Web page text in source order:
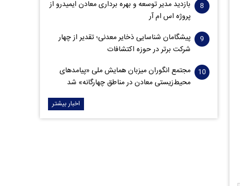
بازدید مدیر توسعه و بهره برداری معادن ایمیدرو از
پروژه اس ام آر
پیشگامان شناسایی ذخایر معدنی؛ تقدیر از چهار
شرکت برتر در حوزه اکتشافات‌
مجتمع انگوران میزبان همایش ملی «پیامدهای
محیط‌زیستی معادن در مناطق چهارگانه» شد
اخبار بیشتر